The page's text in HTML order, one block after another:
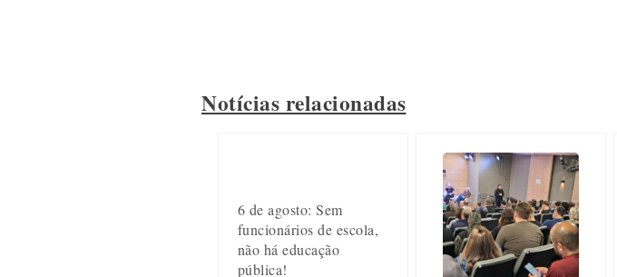
Notícias relacionadas
6 de agosto: Sem
funcionários de escola,
não há educação
pública!